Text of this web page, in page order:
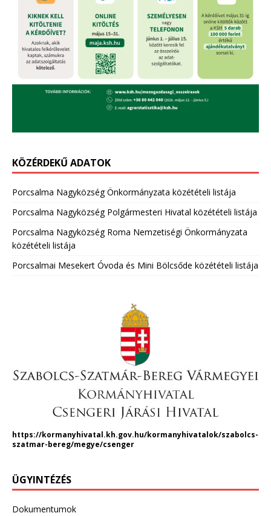
KÖZÉRDEKŰ ADATOK
Porcsalma Nagyközség Önkormányzata közétételi listája
Porcsalma Nagyközség Polgármesteri Hivatal közétételi listája
Porcsalma Nagyközség Roma Nemzetiségi Önkormányzata
közétételi listája
Porcsalmai Mesekert Óvoda és Mini Bölcsőde közétételi listája
https://kormanyhivatal.kh.gov.hu/kormanyhivatalok/szabolcs-
szatmar-bereg/megye/csenger
ÜGYINTÉZÉS
Dokumentumok